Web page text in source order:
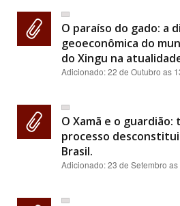
O paraíso do gado: a
geoeconômica do
do Xingu na
Adicionado:22 de Outubro as
O Xamã e o
processo
Brasil.
Adicionado:23 de Setembro as